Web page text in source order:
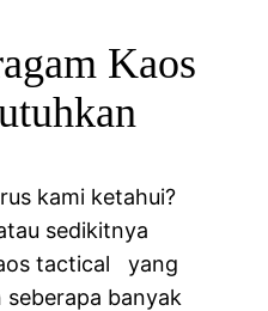
Kaos
kami ketahui?
sedikitnya
tactical yang
banyak